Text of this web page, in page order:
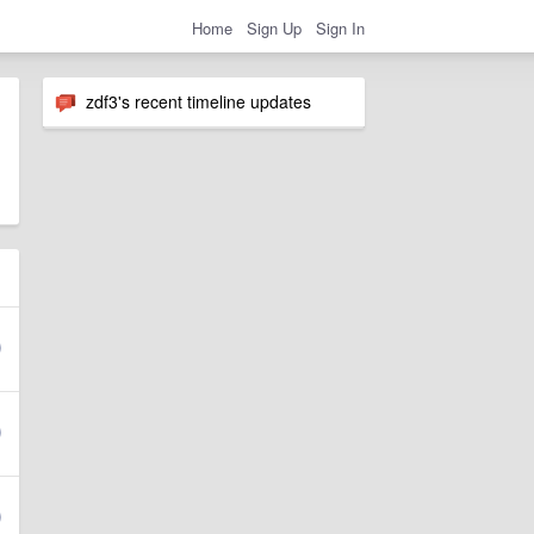
Home Sign Up Sign In
zdf3's recent timeline updates